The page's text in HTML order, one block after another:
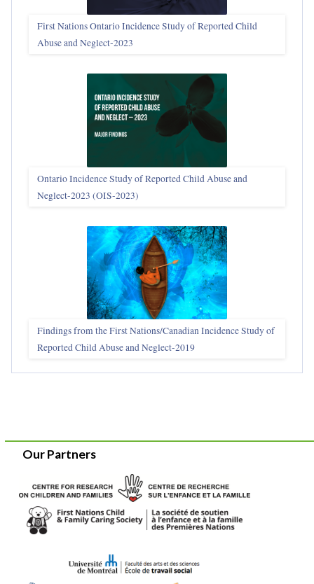
First Nations Ontario Incidence Study of Reported Child
Abuse and Neglect‑2023
Ontario Incidence Study of Reported Child Abuse and
Neglect-2023 (OIS‑2023)
Findings from the First Nations/Canadian Incidence Study of
Reported Child Abuse and Neglect-2019
Our Partners